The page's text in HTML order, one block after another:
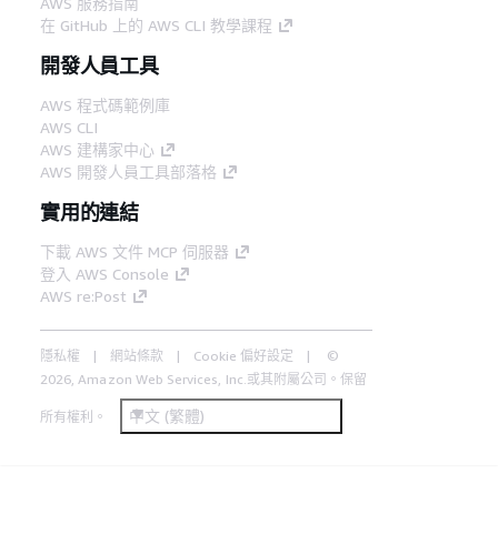
在 GitHub 上的 AWS CLI 教學課程
開發人員工具
AWS 程式碼範例庫
AWS CLI
AWS 建構家中心
AWS 開發人員工具部落格
實用的連結
下載 AWS 文件 MCP 伺服器
登入 AWS Console
AWS re:Post
隱私權 網站條款 Cookie 偏好設定
©
2026, Amazon Web Services, Inc.或其附屬公司。保留
所有權利。 中文 (繁體)